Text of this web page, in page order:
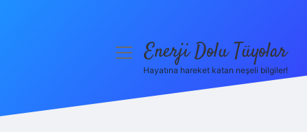
menüyüEnerji Dolu Tüyolar
Hayatına hareket katan neşeli bilgiler!